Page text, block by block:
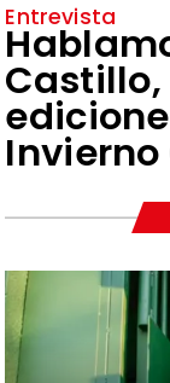
Entrevista
Castillo,